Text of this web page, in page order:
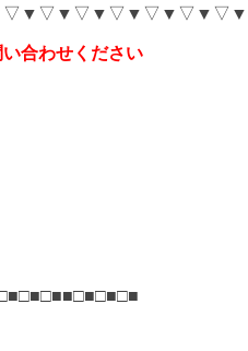
合わせください